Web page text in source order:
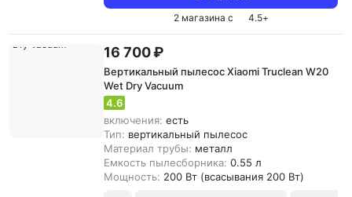
2 магазина с 4.5+
16 700 ₽
Вертикальный пылесос Xiaomi Truclean W20
Wet Dry Vacuum
4.6
включения: есть
Тип: вертикальный пылесос
Материал трубы: металл
Емкость пылесборника: 0.55 л
Мощность: 200 Вт (всасывания 200 Вт)